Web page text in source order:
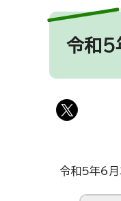
令和5
令和5年6月